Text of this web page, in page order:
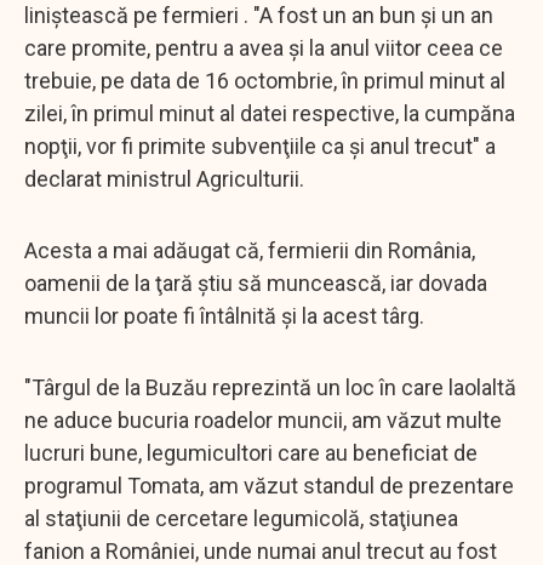
liniştească pe fermieri . "A fost un an bun şi un an
care promite, pentru a avea şi la anul viitor ceea ce
trebuie, pe data de 16 octombrie, în primul minut al
zilei, în primul minut al datei respective, la cumpăna
nopţii, vor fi primite subvenţiile ca şi anul trecut" a
declarat ministrul Agriculturii.
Acesta a mai adăugat că, fermierii din România,
oamenii de la ţară ştiu să muncească, iar dovada
muncii lor poate fi întâlnită şi la acest târg.
"Târgul de la Buzău reprezintă un loc în care laolaltă
ne aduce bucuria roadelor muncii, am văzut multe
lucruri bune, legumicultori care au beneficiat de
programul Tomata, am văzut standul de prezentare
al staţiunii de cercetare legumicolă, staţiunea
fanion a României, unde numai anul trecut au fost